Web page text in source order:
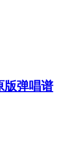
版弹唱谱